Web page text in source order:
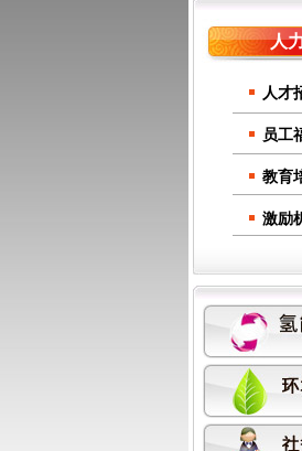
人
人才
员工
教育
激励